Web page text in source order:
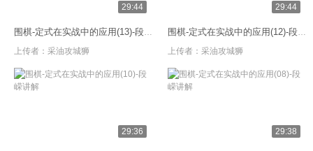
29:44
围棋-定式在实战中的应用(13)-段嵘讲解
上传者： 采油攻城狮
29:44
围棋-定式在实战中的应用(12)-段嵘讲解
上传者： 采油攻城狮
29:36 29:38